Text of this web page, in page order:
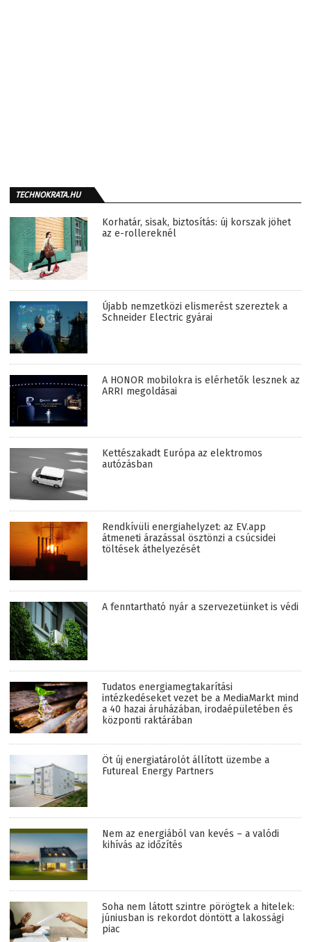
TECHNOKRATA.HU
Korhatár, sisak, biztosítás: új korszak jöhet
az e-rollereknél
Újabb nemzetközi elismerést szereztek a
Schneider Electric gyárai
A HONOR mobilokra is elérhetők lesznek az
ARRI megoldásai
Kettészakadt Európa az elektromos
autózásban
Rendkívüli energiahelyzet: az EV.app
átmeneti árazással ösztönzi a csúcsidei
töltések áthelyezését
A fenntartható nyár a szervezetünket is védi
Tudatos energiamegtakarítási
intézkedéseket vezet be a MediaMarkt mind
a 40 hazai áruházában, irodaépületében és
központi raktárában
Öt új energiatárolót állított üzembe a
Futureal Energy Partners
Nem az energiából van kevés – a valódi
kihívás az időzítés
Soha nem látott szintre pörögtek a hitelek:
júniusban is rekordot döntött a lakossági
piac